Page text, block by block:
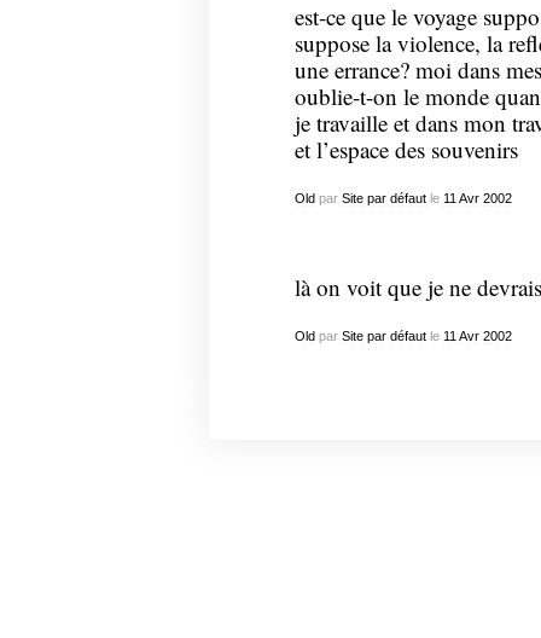
est-ce que le voyage
suppose la violence, la
une errance? moi dans
oublie-t-on le monde
je travaille et dans mon
et l’espace des souvenirs
Oldpar Site par défautle 11 Avr 2002
là on voit que je ne
Oldpar Site par défautle 11 Avr 2002